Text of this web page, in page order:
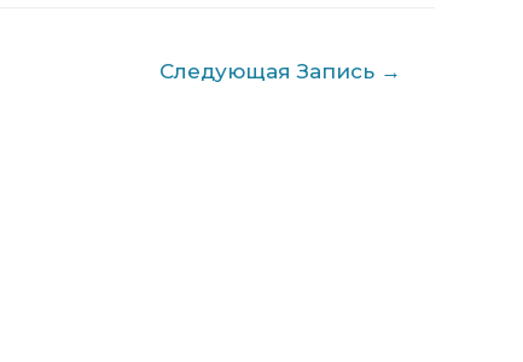
Следующая Запись →